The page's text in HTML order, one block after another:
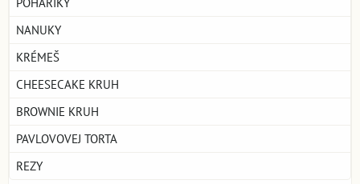
NANUKY
KRÉMEŠ
CHEESECAKE KRUH
BROWNIE KRUH
PAVLOVOVEJ TORTA
REZY